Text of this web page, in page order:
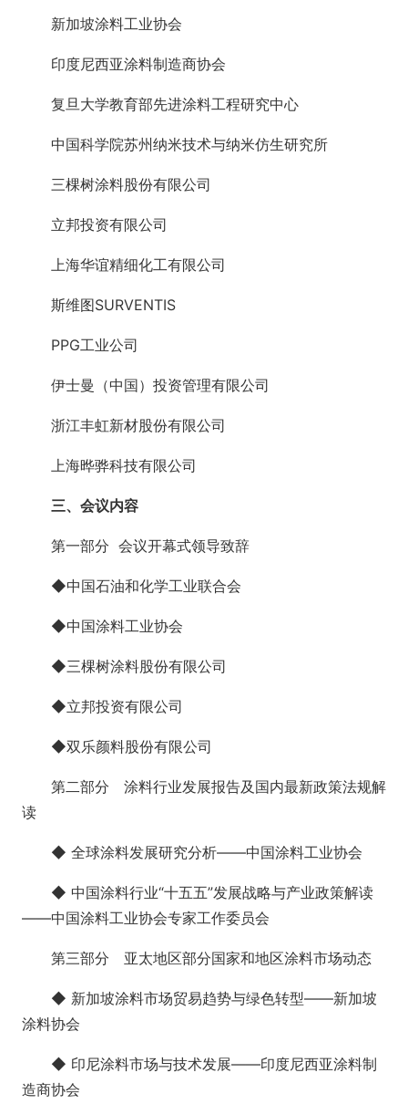
新加坡涂料工业协会
印度尼西亚涂料制造商协会
复旦大学教育部先进涂料工程研究中心
中国科学院苏州纳米技术与纳米仿生研究所
三棵树涂料股份有限公司
立邦投资有限公司
上海华谊精细化工有限公司
斯维图SURVENTIS
PPG工业公司
伊士曼（中国）投资管理有限公司
浙江丰虹新材股份有限公司
上海晔骅科技有限公司
三、会议内容
第一部分 会议开幕式领导致辞
◆中国石油和化学工业联合会
◆中国涂料工业协会
◆三棵树涂料股份有限公司
◆立邦投资有限公司
◆双乐颜料股份有限公司
第二部分 涂料行业发展报告及国内最新政策法规解
读
◆ 全球涂料发展研究分析——中国涂料工业协会
◆ 中国涂料行业“十五五”发展战略与产业政策解读
——中国涂料工业协会专家工作委员会
第三部分 亚太地区部分国家和地区涂料市场动态
◆ 新加坡涂料市场贸易趋势与绿色转型——新加坡
涂料协会
◆ 印尼涂料市场与技术发展——印度尼西亚涂料制
造商协会